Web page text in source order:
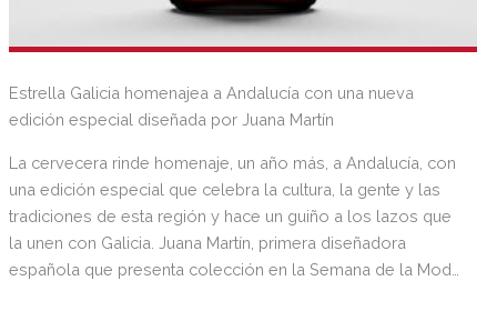
Estrella Galicia homenajea a Andalucía con una nueva
edición especial diseñada por Juana Martín
La cervecera rinde homenaje, un año más, a Andalucía, con
una edición especial que celebra la cultura, la gente y las
tradiciones de esta región y hace un guiño a los lazos que
la unen con Galicia. Juana Martín, primera diseñadora
española que presenta colección en la Semana de la Moda